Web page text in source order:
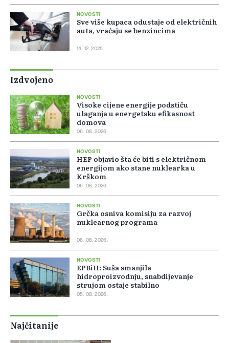
NOVOSTI
Sve više kupaca odustaje od električnih
auta, vraćaju se benzincima
14. 12. 2025.
Izdvojeno
NOVOSTI
Visoke cijene energije podstiču
ulaganja u energetsku efikasnost
domova
06. 08. 2026.
NOVOSTI
HEP objavio šta će biti s električnom
energijom ako stane nuklearka u
Krškom
06. 08. 2026.
NOVOSTI
Grčka osniva komisiju za razvoj
nuklearnog programa
06. 08. 2026.
NOVOSTI
EPBiH: Suša smanjila
hidroproizvodnju, snabdijevanje
strujom ostaje stabilno
05. 08. 2026.
Najčitanije